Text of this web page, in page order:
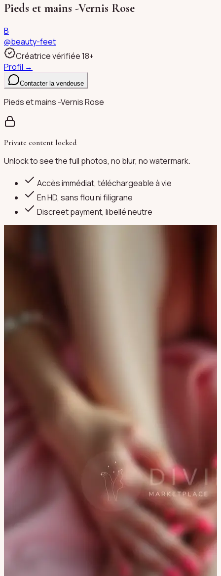
Pieds et mains -Vernis Rose
B
@beauty-feet
Créatrice vérifiée 18+
Profil →
Contacter la vendeuse
Pieds et mains -Vernis Rose
Private content locked
Unlock to see the full photos, no blur, no watermark.
Accès immédiat, téléchargeable à vie
En HD, sans flou ni filigrane
Discreet payment, libellé neutre